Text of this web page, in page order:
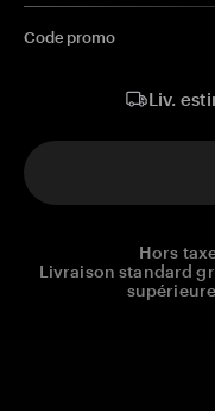
Code promo
Liv.
Hors
Livraison standard